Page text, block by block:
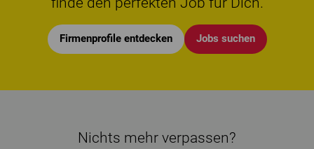
Firmenprofile entdecken Jobs suchen
Nichts mehr verpassen?